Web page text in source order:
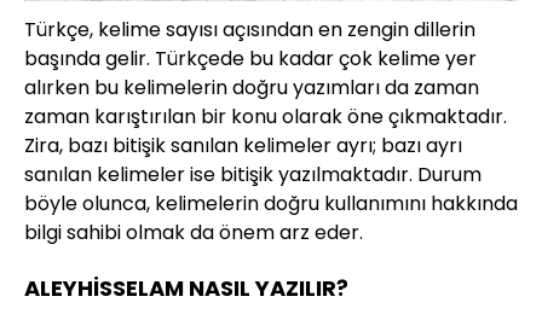
Türkçe, kelime sayısı açısından en zengin dillerin
başında gelir. Türkçede bu kadar çok kelime yer
alırken bu kelimelerin doğru yazımları da zaman
zaman karıştırılan bir konu olarak öne çıkmaktadır.
Zira, bazı bitişik sanılan kelimeler ayrı; bazı ayrı
sanılan kelimeler ise bitişik yazılmaktadır. Durum
böyle olunca, kelimelerin doğru kullanımını hakkında
bilgi sahibi olmak da önem arz eder.
ALEYHİSSELAM NASIL YAZILIR?